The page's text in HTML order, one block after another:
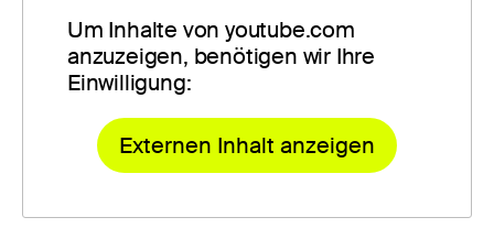
Um Inhalte von youtube.com
anzuzeigen, benötigen wir Ihre
Einwilligung:
Externen Inhalt anzeigen